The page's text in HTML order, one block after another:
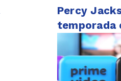
Percy
temporada